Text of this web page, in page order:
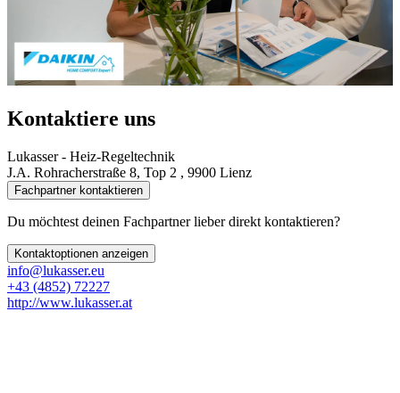
Kontaktiere uns
Lukasser - Heiz-Regeltechnik
J.A. Rohracherstraße 8, Top 2 , 9900 Lienz
Fachpartner kontaktieren
Du möchtest deinen Fachpartner lieber direkt kontaktieren?
Kontaktoptionen anzeigen
info@lukasser.eu
+43 (4852) 72227
http://www.lukasser.at